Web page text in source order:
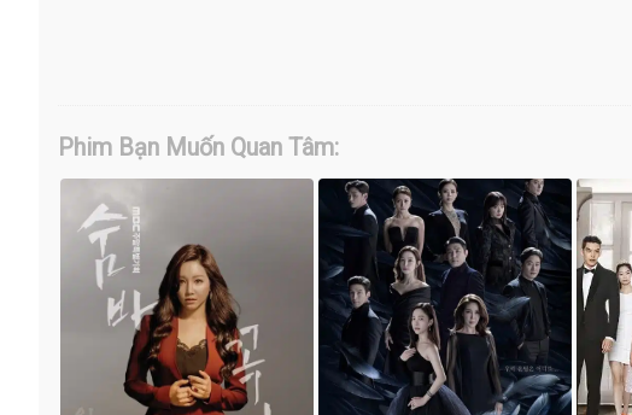
Phim Bạn Muốn Quan Tâm: